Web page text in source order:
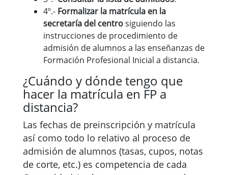
4º.- Formalizar la matrícula en la
secretaría del centrosiguiendo las
instrucciones de procedimiento de
admisión de alumnos a las enseñanzas de
Formación Profesional Inicial a distancia.
¿Cuándo y dónde tengo que
hacer la matrícula en FP a
distancia?
Las fechas de preinscripción y matrícula
así como todo lo relativo al proceso de
admisión de alumnos (tasas, cupos, notas
de corte, etc.) es competencia de cada